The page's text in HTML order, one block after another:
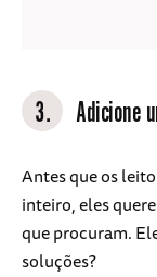
3. Adicione
Antes que os
inteiro, eles
que procuram.
soluções?